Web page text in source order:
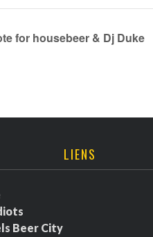
for housebeer & Dj Duke
LIENS
Beer City